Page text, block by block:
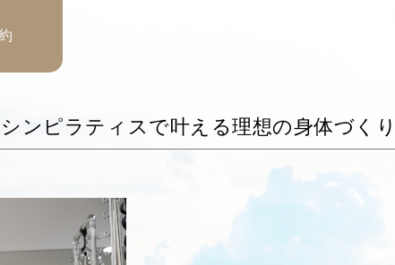
ンピラティスで叶える理想の身体づくり